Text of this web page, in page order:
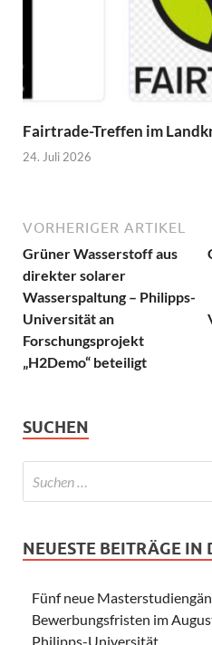
Fairtrade-Treffen im
24. Juli 2026
VORHERIGER ARTIKEL
Grüner Wasserstoff aus
direkter solarer
Wasserspaltung – Philipps-
Universität an
Forschungsprojekt
„H2Demo“ beteiligt
SUCHEN
NEUESTE BEITRÄGE IN
Fünf neue
Bewerbungsfristen im
Philipps-Universität